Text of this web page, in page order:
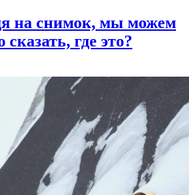
на снимок, мы можем
где это?